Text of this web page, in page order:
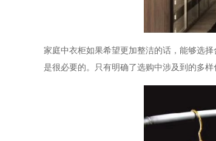
家庭中衣柜如果希望更加整洁的话，能够选
是很必要的。只有明确了选购中涉及到的多